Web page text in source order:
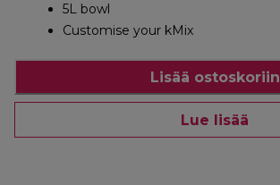
5L bowl
Customise your kMix
Lisää ostoskoriin
Lue lisää